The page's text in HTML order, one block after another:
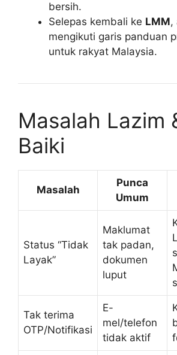
bersih.
Selepas kembali ke LMM,
mengikuti garis panduan
untuk rakyat Malaysia.
Masalah Lazim
Baiki
Masalah
Punca
Umum
Status “Tidak
Layak”
Maklumat
tak padan,
dokumen
luput
Tak terima
OTP/Notifikasi
E-
mel/telefon
tidak aktif